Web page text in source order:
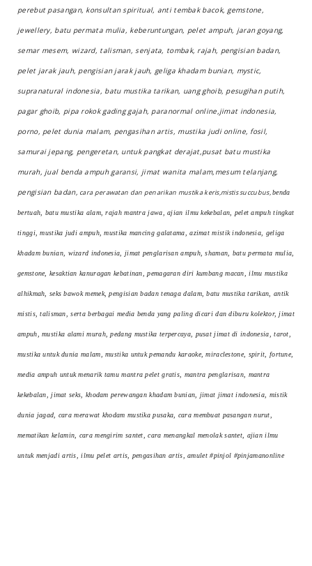
perebut pasangan, konsultan spiritual, anti tembak bacok, gemstone,
jewellery, batu permata mulia, keberuntungan, pelet ampuh, jaran goyang,
semar mesem, wizard, talisman, senjata, tombak, rajah, pengisian badan,
pelet jarak jauh, pengisian jarak jauh, geliga khadam bunian, mystic,
supranatural indonesia, batu mustika tarikan, uang ghoib, pesugihan putih,
pagar ghoib, pipa rokok gading gajah, paranormal online,jimat indonesia,
porno, pelet dunia malam, pengasihan artis, mustika judi online, fosil,
samurai jepang, pengeretan, untuk pangkat derajat,pusat batu mustika
murah, jual benda ampuh garansi, jimat wanita malam,mesum telanjang,
pengisian badan, cara perawatan dan penarikan mustika keris,mistis succubus, benda
bertuah, batu mustika alam, rajah mantra jawa, ajian ilmu kekebalan, pelet ampuh tingkat
tinggi, mustika judi ampuh, mustika mancing galatama, azimat mistik indonesia, geliga
khadam bunian, wizard indonesia, jimat penglarisan ampuh, shaman, batu permata mulia,
gemstone, kesaktian kanuragan kebatinan, pemagaran diri kumbang macan, ilmu mustika
alhikmah, seks bawok memek, pengisian badan tenaga dalam, batu mustika tarikan, antik
mistis, talisman, serta berbagai media benda yang paling dicari dan diburu kolektor, jimat
ampuh, mustika alami murah, pedang mustika terpercaya, pusat jimat di indonesia, tarot,
mustika untuk dunia malam, mustika untuk pemandu karaoke, miraclestone, spirit, fortune,
media ampuh untuk menarik tamu mantra pelet gratis, mantra penglarisan, mantra
kekebalan, jimat seks, khodam perewangan khadam bunian, jimat jimat indonesia, mistik
dunia jagad, cara merawat khodam mustika pusaka, cara membuat pasangan nurut,
mematikan kelamin, cara mengirim santet, cara menangkal menolak santet, ajian ilmu
untuk menjadi artis, ilmu pelet artis, pengasihan artis, amulet #pinjol #pinjamanonline